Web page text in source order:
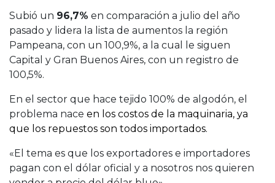
Subió un 96,7% en comparación a julio del año
pasado y lidera la lista de aumentos la región
Pampeana, con un 100,9%, a la cual le siguen
Capital y Gran Buenos Aires, con un registro de
100,5%.
En el sector que hace tejido 100% de algodón, el
problema nace en los costos de la maquinaria, ya
que los repuestos son todos importados.
«El tema es que los exportadores e importadores
pagan con el dólar oficial y a nosotros nos quieren